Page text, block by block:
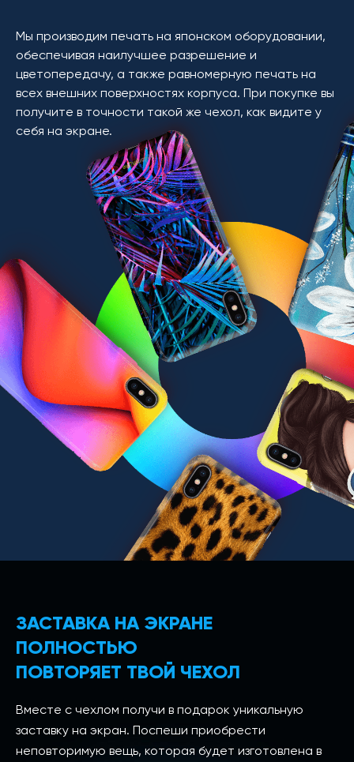
Мы производим печать на японском оборудовании,
обеспечивая наилучшее разрешение и
цветопередачу, а также равномерную печать на
всех внешних поверхностях корпуса. При покупке вы
получите в точности такой же чехол, как видите у
себя на экране.
ЗАСТАВКА НА ЭКРАНЕ
ПОЛНОСТЬЮ
ПОВТОРЯЕТ ТВОЙ ЧЕХОЛ
Вместе с чехлом получи в подарок уникальную
заставку на экран. Поспеши приобрести
неповторимую вещь, которая будет изготовлена в